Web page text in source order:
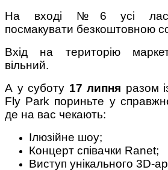
На вході №6 усі
посмакувати безкоштовною
Вхід на територію
вільний.
А у суботу 17 липня разом
Fly Park пориньте у
де на вас чекають:
Ілюзійне шоу;
Концерт співачки Ranet;
Виступ унікального 3D-